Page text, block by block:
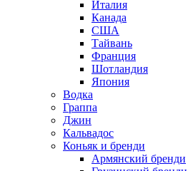
Италия
Канада
США
Тайвань
Франция
Шотландия
Япония
Водка
Граппа
Джин
Кальвадос
Коньяк и бренди
Армянский бренди